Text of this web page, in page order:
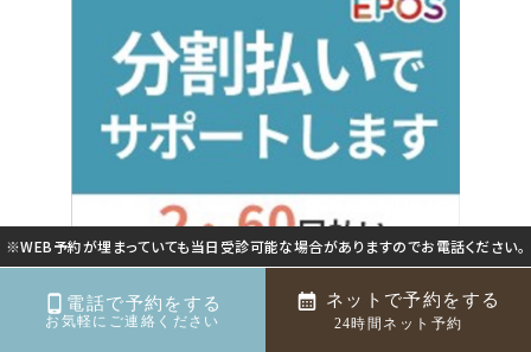
※WEB予約が埋まっていても当日受診可能な場合がありますのでお電話ください。
電話で予約をする
お気軽にご連絡ください
ネットで予約をする
24時間ネット予約